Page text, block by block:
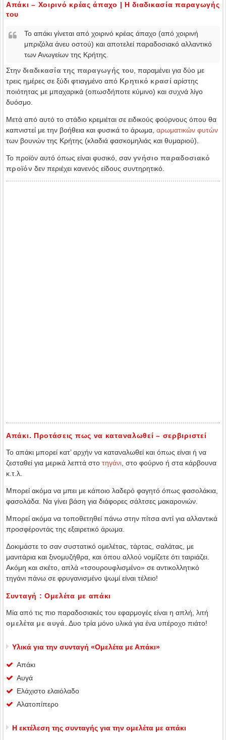
Απάκι – Χοιρινό κρέας άπαχο | Η διαδικασία παραγωγής
του
Το απάκι γίνεται από χοιρινό κρέας άπαχο (από χοιρινή
μπριζόλα άνευ οστού) και αποτελεί παραδοσιακό αλλαντικό
των Ανωγείων της Κρήτης.
Στην διαδικασία της παραγωγής του , παραμένει για δύο με
τρεις ημέρες σε ξύδι φτιαγμένο από Κρητικό κρασίαρίστης
ποιότητας με μπαχαρικά (οπωσδήποτε κύμινο) και συχνά λίγο
δυόσμο.
Μετά από αυτό το στάδιο κρεμιέται σε ειδικούς φούρνους όπου θα
καπνιστεί με την βοήθεια και φυσικά το άρωμα, αρωματικών φυτών
των βουνών της Κρήτης (κλαδιά φασκομηλιάς και θυμαριού).
Το προϊόν αυτό όπως είναι φυσικό, σαν γνήσιο παραδοσιακό
προϊόν δεν περιέχει κανενός είδους συντηρητικό.
Απάκι. Προτάσεις πως να καταναλωθεί – σερβιριστεί
Το απάκι μπορεί κατ’ αρχήν να καταναλωθεί και όπως είναι ή να
ζεσταθεί για μερικά λεπτά στο τηγάνι , στο φούρνο ή στα κάρβουνα
κ.τ.λ.
Μπορεί ακόμα να μπει με κάποιο λαδερό φαγητό όπως φασολάκια,
φασολάδα. Να γίνει βάση για διάφορες σάλτσες μακαρονιών.
Μπορεί ακόμα να τοποθετηθεί πάνω στην πίτσα αντί για αλλαντικά
προσφέροντάς της εξαιρετικό άρωμα.
Δοκιμάστε το σαν συστατικό ομελέτας, τάρτας, σαλάτας, με
μανιτάρια και ξινομυζήθρα, και όπου αλλού νομίζετε ότι ταιριάζει.
Ακόμη και σκέτο, απλά «τσουρουφλισμένο» σε αντικολλητικό
τηγάνι πάνω σε φρυγανισμένο ψωμί είναι τέλειο!
Συνταγή : Ομελέτα με απάκι
Μία από τις πιο παραδοσιακές του εφαρμογές είναι η απλή, λιτή
ομελέτα με αυγά . Δυο τρία μόνο υλικά για ένα υπέροχο πιάτο!
Υλικά για την συνταγή «Ομελέτα με Απάκι»
Απάκι
Αυγά
Ελάχιστο ελαιόλαδο
Αλατοπίπερο
Η εκτέλεση της συνταγής για την ομελέτα με απάκι